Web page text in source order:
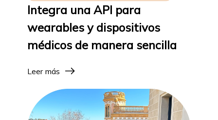
Integra una API para
wearables y dispositivos
médicos de manera sencilla
Leer más